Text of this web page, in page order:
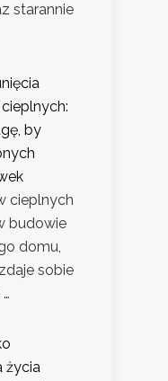
starannie
by
cieplnych
budowie
domu,
sobie
życia